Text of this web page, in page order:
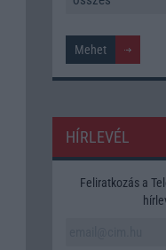
HÍRLEVÉL
Feliratkozás a